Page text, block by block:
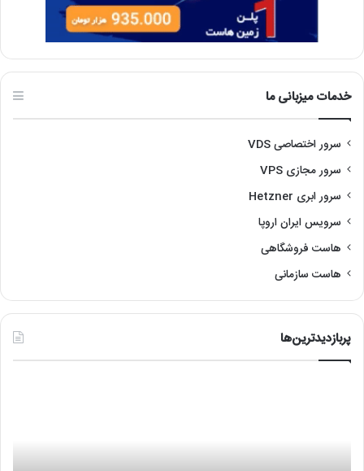
خدمات میزبانی ما
سرور اختصاصی VDS
سرور مجازی VPS
سرور ابری Hetzner
سرویس ایران اروپا
هاست فروشگاهی
هاست سازمانی
پربازدیدترین‌ها